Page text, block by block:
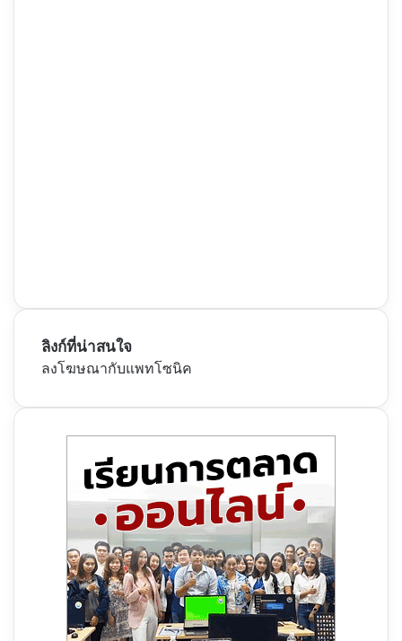
ลิงก์ที่น่าสนใจ
ลงโฆษณากับแพทโซนิค